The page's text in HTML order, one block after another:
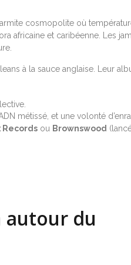
cosmopolite où
africaine et caribéenne. Les
à la sauce anglaise. Leur
métissé, et une volonté
Records ou Brownswood
autour du